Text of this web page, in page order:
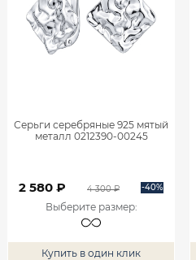
Серьги серебряные 925 мятый
металл 0212390-00245
2 580 ₽ 4 300 ₽ -40%
Выберите размер:
Купить в один клик